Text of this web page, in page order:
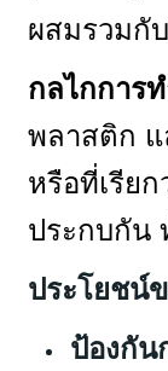
ผสมรวมกั
กลไกการ
พลาสติก แ
หรือที่เรีย
ประกบกัน
ประโยชน์
ป้องกัน